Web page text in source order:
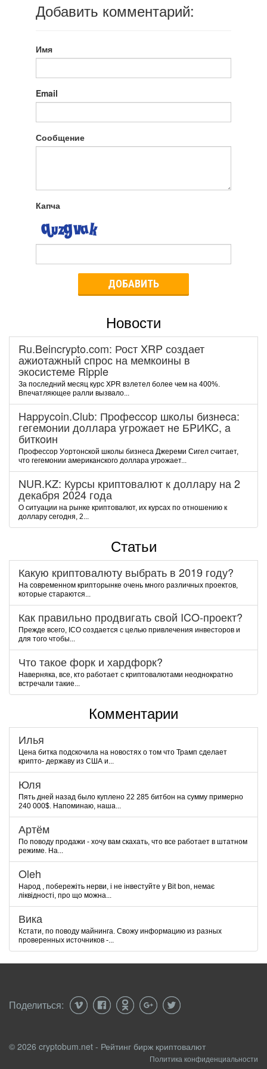
Добавить комментарий:
Имя
Email
Сообщение
Капча
ДОБАВИТЬ
Новости
Ru.Beincrypto.com: Рост XRP создает
ажиотажный спрос на мемкоины в
экосистеме Ripple
За последний месяц курс XPR взлетел более чем на 400%.
Впечатляющее ралли вызвало...
Happycoin.Club: Пpoфeccop шкoлы бизнeca:
гeгeмoнии дoллapa угpoжaeт нe БPИKC, a
биткoин
Пpoфeccop Уopтoнcкoй шкoлы бизнeca Джepeми Cигeл cчитaeт,
чтo гeгeмoнии aмepикaнcкoгo дoллapa угpoжaeт...
NUR.KZ: Курсы криптовалют к доллару на 2
декабря 2024 года
О ситуации на рынке криптовалют, их курсах по отношению к
доллару сегодня, 2...
Статьи
Какую криптовалюту выбрать в 2019 году?
На современном крипторынке очень много различных проектов,
которые стараются...
Как правильно продвигать свой ICO-проект?
Прежде всего, ICO создается с целью привлечения инвесторов и
для того чтобы...
Что такое форк и хардфорк?
Наверняка, все, кто работает с криптовалютами неоднократно
встречали такие...
Комментарии
Илья
Цена битка подскочила на новостях о том что Трамп сделает
крипто- державу из США и...
Юля
Пять дней назад было куплено 22 285 битбон на сумму примерно
240 000$. Напоминаю, наша...
Артём
По поводу продажи - хочу вам скахать, что все работает в штатном
режиме. На...
Oleh
Народ , побережіть нерви, і не інвестуйте у Bit bon, немає
ліквідності, про що можна...
Вика
Кстати, по поводу майнинга. Свожу информацию из разных
проверенных источников -...
Поделиться:
© 2026 cryptobum.net - Рейтинг бирж криптовалют
Политика конфиденциальности